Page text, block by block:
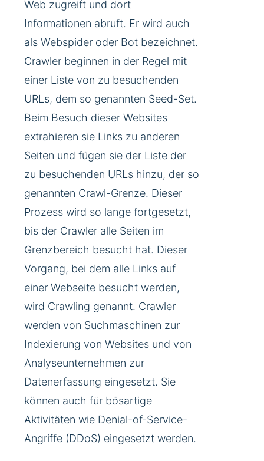
Web zugreift und dort
Informationen abruft. Er wird auch
als Webspider oder Bot bezeichnet.
Crawler beginnen in der Regel mit
einer Liste von zu besuchenden
URLs, dem so genannten Seed-Set.
Beim Besuch dieser Websites
extrahieren sie Links zu anderen
Seiten und fügen sie der Liste der
zu besuchenden URLs hinzu, der so
genannten Crawl-Grenze. Dieser
Prozess wird so lange fortgesetzt,
bis der Crawler alle Seiten im
Grenzbereich besucht hat. Dieser
Vorgang, bei dem alle Links auf
einer Webseite besucht werden,
wird Crawling genannt. Crawler
werden von Suchmaschinen zur
Indexierung von Websites und von
Analyseunternehmen zur
Datenerfassung eingesetzt. Sie
können auch für bösartige
Aktivitäten wie Denial-of-Service-
Angriffe (DDoS) eingesetzt werden.